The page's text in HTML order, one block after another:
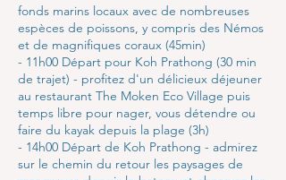
fonds marins locaux avec de nombreuses
espèces de poissons, y compris des Némos
et de magnifiques coraux (45min)
- 11h00 Départ pour Koh Prathong (30 min
de trajet) - profitez d'un délicieux déjeuner
au restaurant The Moken Eco Village puis
temps libre pour nager, vous détendre ou
faire du kayak depuis la plage (3h)
- 14h00 Départ de Koh Prathong - admirez
sur le chemin du retour les paysages de